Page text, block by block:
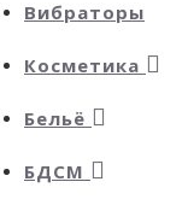
Вибраторы
Косметика
Бельё
БДСМ